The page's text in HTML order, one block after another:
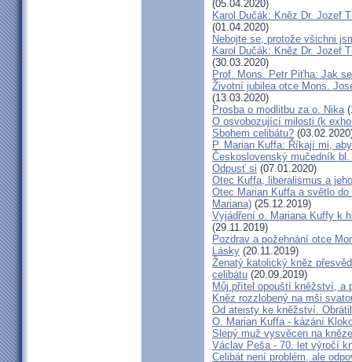
(05.04.2020)
Karol Dučák: Kněz Dr. Jozef
(01.04.2020)
Nebojte se, protože všichni
Karol Dučák: Kněz Dr. Jozef
(30.03.2020)
Prof. Mons. Petr Piťha: Jak
Životní jubilea otce Mons.
(13.03.2020)
Prosba o modlitbu za o. Nika
O osvobozující milosti (k
Sbohem celibátu?
P. Marian Kuffa: Říkají mi,
Československý mučedník
Odpusť si (07.01.2020)
Otec Kuffa, liberalismus a
Otec Marian Kuffa a světlo
Mariana) (25.12.2019)
Vyjádření o. Mariana Kuffy k
(29.11.2019)
Pozdrav a požehnání otce
Lásky (20.11.2019)
Ženatý katolický kněz
celibátu (20.09.2019)
Můj přítel opouští kněžství, a
Kněz rozzlobený na mši
Od ateisty ke kněžství.
O. Marian Kuffa - kázání
Slepý muž vysvěcen na kněze
Václav Peša - 70. let výročí
Celibát není problém, ale